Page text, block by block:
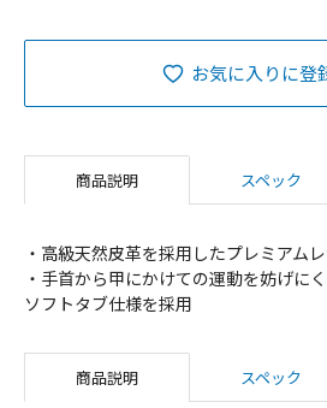
お気に入りに登
商品説明 スペック
・高級天然皮革を採用したプレミアム
・手首から甲にかけての運動を妨げに
ソフトタブ仕様を採用
商品説明 スペック